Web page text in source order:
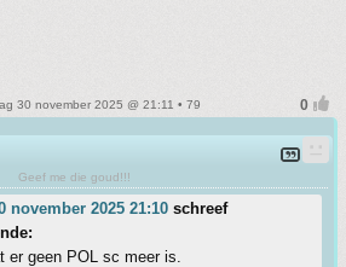
30 november 2025 @ 21:11 • 79
Geef me die goud!!!
november 2025 21:10 schreef
er geen POL sc meer is.